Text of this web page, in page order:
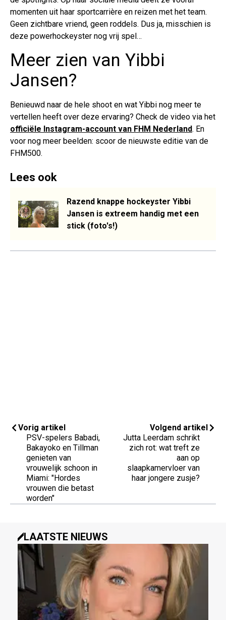
momenten uit haar sportcarrière en reizen met het team.
Geen zichtbare vriend, geen roddels. Dus ja, misschien is
deze powerhockeyster nog vrij spel…
Meer zien van Yibbi
Jansen?
Benieuwd naar de hele shoot en wat Yibbi nog meer te
vertellen heeft over deze ervaring? Check de video via het
officiële Instagram-account van FHM Nederland. En
voor nog meer beelden: scoor de nieuwste editie van de
FHM500.
Lees ook
Razend knappe hockeyster Yibbi
Jansen is extreem handig met een
stick (foto's!)
Vorig artikel
PSV-spelers Babadi,
Bakayoko en Tillman
genieten van
vrouwelijk schoon in
Miami: "Hordes
vrouwen die betast
worden"
Volgend artikel
Jutta Leerdam schrikt
zich rot: wat treft ze
aan op
slaapkamervloer van
haar jongere zusje?
LAATSTE NIEUWS